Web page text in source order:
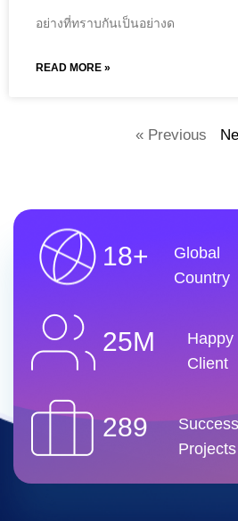
อย่างที่ทราบกันเป็นอย่างด
READ MORE »
« Previous
18+
Global
Country
25M
Happy
Client
289
Success
Projects